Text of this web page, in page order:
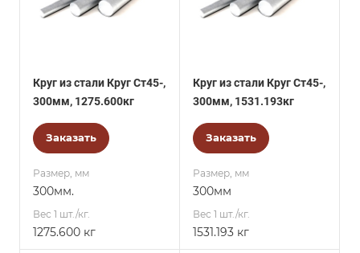
Круг из стали Круг Ст45-,
300мм, 1275.600кг
Заказать
Размер, мм
300мм.
Вес 1 шт./кг.
1275.600 кг
Круг из стали Круг Ст45-,
300мм, 1531.193кг
Заказать
Размер, мм
300мм
Вес 1 шт./кг.
1531.193 кг